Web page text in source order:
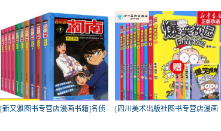
书
[新又雅图书专营店漫画书籍]名侦
[四川美术出版社图书专营店漫画